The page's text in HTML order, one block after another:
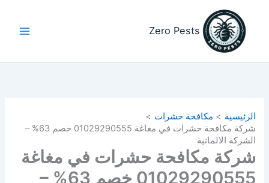
المحتوى
Zero Pests
الرئيسية
مكافحة حشرات
شركة مكافحة حشرات في مغاغة 01029290555 خصم 63% –
الشركة الالمانية
شركة مكافحة حشرات في مغاغة
01029290555 خصم 63% –